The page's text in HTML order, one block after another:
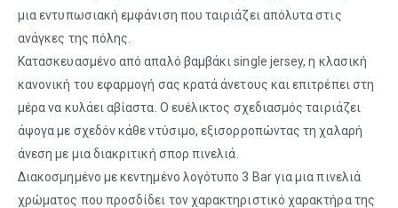
μια εντυπωσιακή εμφάνιση που ταιριάζει απόλυτα στις
ανάγκες της πόλης.
Κατασκευασμένο από απαλό βαμβάκι single jersey, η κλασική
κανονική του εφαρμογή σας κρατά άνετους και επιτρέπει στη
μέρα να κυλάει αβίαστα. Ο ευέλικτος σχεδιασμός ταιριάζει
άψογα με σχεδόν κάθε ντύσιμο, εξισορροπώντας τη χαλαρή
άνεση με μια διακριτική σπορ πινελιά.
Διακοσμημένο με κεντημένο λογότυπο 3 Bar για μια πινελιά
χρώματος που προσδίδει τον χαρακτηριστικό χαρακτήρα της